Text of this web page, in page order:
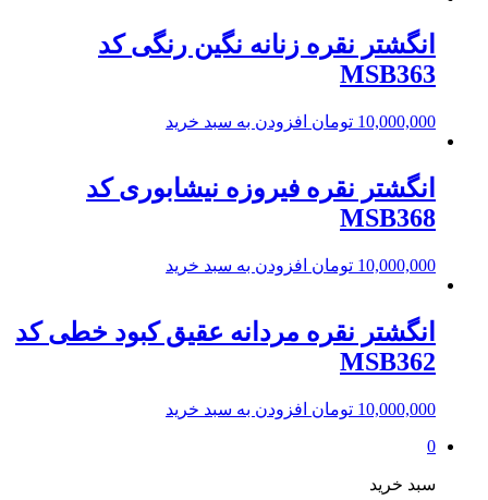
انگشتر نقره زنانه نگین رنگی کد
MSB363
10,000,000 تومان افزودن به سبد خرید
انگشتر نقره فیروزه نیشابوری کد
MSB368
10,000,000 تومان افزودن به سبد خرید
انگشتر نقره مردانه عقیق کبود خطی کد
MSB362
10,000,000 تومان افزودن به سبد خرید
0
سبد خرید